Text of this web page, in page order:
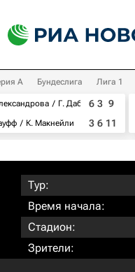
А Бундеслига Лига 1
Г. Дабровски
К. Макнейли
6 3 9
3 6 11
Тур:
Время начала:
Стадион:
Зрители: